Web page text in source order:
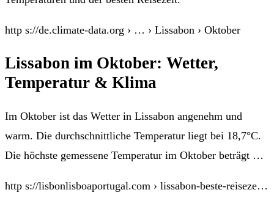
http s://de.climate-data.org › … › Lissabon › Oktober
Lissabon im Oktober: Wetter,
Temperatur & Klima
Im Oktober ist das Wetter in Lissabon angenehm und
warm. Die durchschnittliche Temperatur liegt bei 18,7°C.
Die höchste gemessene Temperatur im Oktober beträgt …
http s://lisbonlisboaportugal.com › lissabon-beste-reiseze…